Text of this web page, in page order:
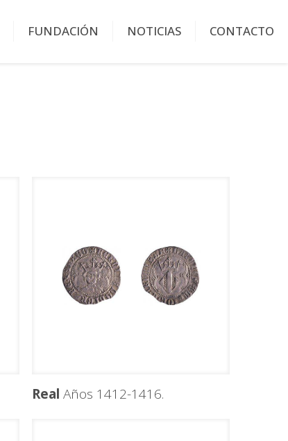
FUNDACIÓN NOTICIAS CONTACTO
Real Años 1412-1416.